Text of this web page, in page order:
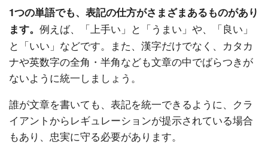
1つの単語でも、表記の仕方がさまざまあるものがあり
ます。 例えば、「上手い」と「うまい」や、「良い」
と「いい」などです。また、漢字だけでなく、カタカ
ナや英数字の全角・半角なども文章の中でばらつきが
ないように統一しましょう。
誰が文章を書いても、表記を統一できるように、クラ
イアントからレギュレーションが提示されている場合
もあり、忠実に守る必要があります。